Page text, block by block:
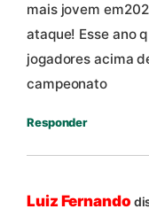
mais jovem
ataque! Esse ano
jogadores acima
campeonato
Responder
Luiz Fernando